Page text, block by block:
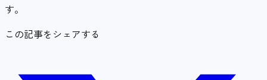
す。
この記事をシェアする